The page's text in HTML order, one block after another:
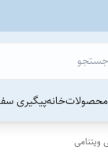
خانهپیگیری
ویتنامی